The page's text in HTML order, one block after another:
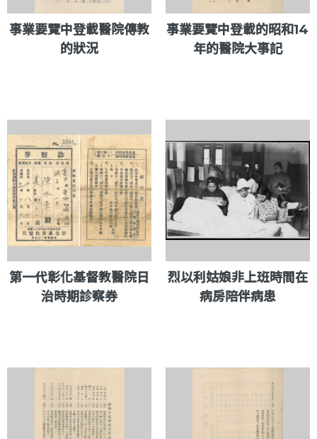
事業要覽中登載醫院傳教
的狀況
事業要覽中登載的昭和14
年的醫院大事記
第一代彰化基督教醫院日
治時期診察券
烈以利姑娘非上班時間在
病房陪伴病患